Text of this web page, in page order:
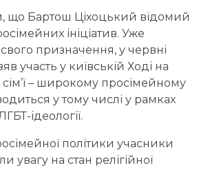
що Бартош Ціхоцький відомий
ініціатив. Уже
свого призначення, у червні
участь у київській Ході на
сім’ї – широкому просімейному
у тому числі у рамках
ідеології.
політики учасники
увагу на стан релігійної